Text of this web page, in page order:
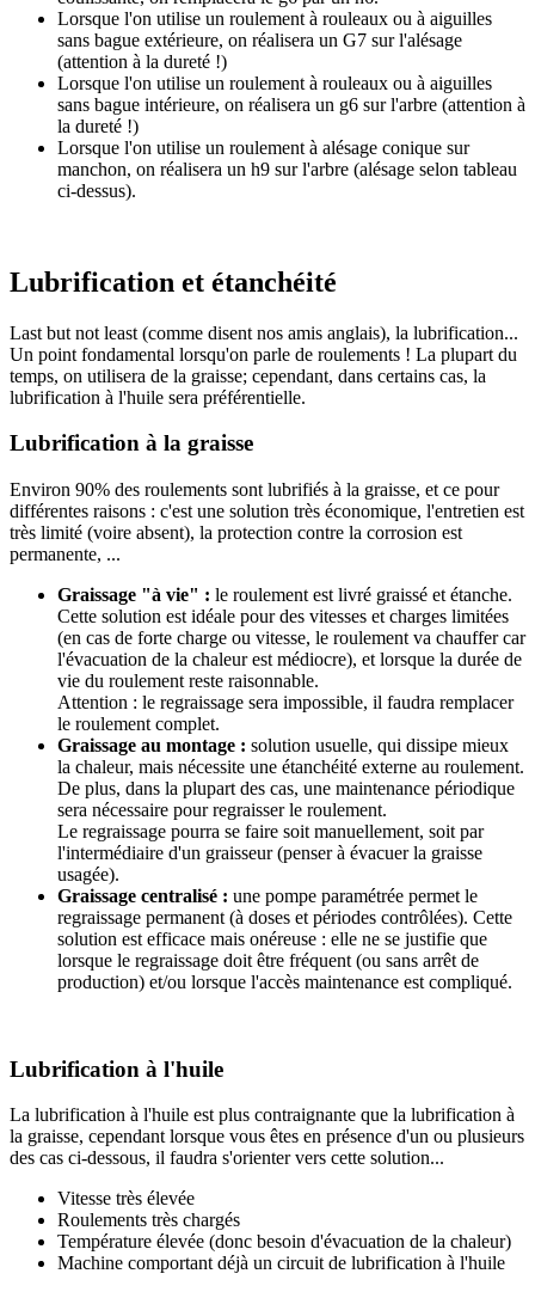
Lorsque l'on utilise un roulement à rouleaux ou à aiguilles
sans bague extérieure, on réalisera un G7 sur l'alésage
(attention à la dureté !)
Lorsque l'on utilise un roulement à rouleaux ou à aiguilles
sans bague intérieure, on réalisera un g6 sur l'arbre (attention à
la dureté !)
Lorsque l'on utilise un roulement à alésage conique sur
manchon, on réalisera un h9 sur l'arbre (alésage selon tableau
ci-dessus).
Lubrification et étanchéité
Last but not least (comme disent nos amis anglais), la lubrification...
Un point fondamental lorsqu'on parle de roulements ! La plupart du
temps, on utilisera de la graisse; cependant, dans certains cas, la
lubrification à l'huile sera préférentielle.
Lubrification à la graisse
Environ 90% des roulements sont lubrifiés à la graisse, et ce pour
différentes raisons : c'est une solution très économique, l'entretien est
très limité (voire absent), la protection contre la corrosion est
permanente, ...
Graissage "à vie" : le roulement est livré graissé et étanche.
Cette solution est idéale pour des vitesses et charges limitées
(en cas de forte charge ou vitesse, le roulement va chauffer car
l'évacuation de la chaleur est médiocre), et lorsque la durée de
vie du roulement reste raisonnable.
Attention : le regraissage sera impossible, il faudra remplacer
le roulement complet.
Graissage au montage : solution usuelle, qui dissipe mieux
la chaleur, mais nécessite une étanchéité externe au roulement.
De plus, dans la plupart des cas, une maintenance périodique
sera nécessaire pour regraisser le roulement.
Le regraissage pourra se faire soit manuellement, soit par
l'intermédiaire d'un graisseur (penser à évacuer la graisse
usagée).
Graissage centralisé : une pompe paramétrée permet le
regraissage permanent (à doses et périodes contrôlées). Cette
solution est efficace mais onéreuse : elle ne se justifie que
lorsque le regraissage doit être fréquent (ou sans arrêt de
production) et/ou lorsque l'accès maintenance est compliqué.
Lubrification à l'huile
La lubrification à l'huile est plus contraignante que la lubrification à
la graisse, cependant lorsque vous êtes en présence d'un ou plusieurs
des cas ci-dessous, il faudra s'orienter vers cette solution...
Vitesse très élevée
Roulements très chargés
Température élevée (donc besoin d'évacuation de la chaleur)
Machine comportant déjà un circuit de lubrification à l'huile